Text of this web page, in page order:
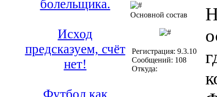
болельщика.
Исход
предсказуем, счёт
нет!
Основной состав
Регистрация: 9.3.10
Сообщений: 108
Откуда: